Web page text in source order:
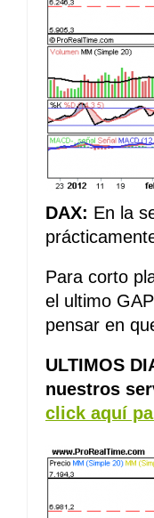
DAX: En la
Para corto
el ultimo
pensar en
ULTIMOS
nuestros
click aquí